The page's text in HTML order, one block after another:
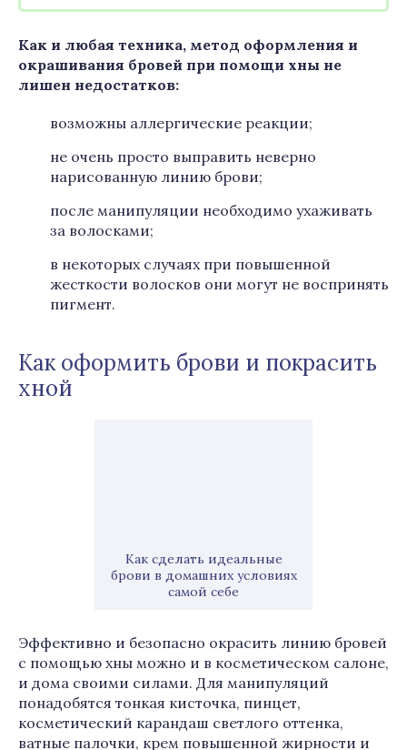
Как и любая техника, метод оформления и
окрашивания бровей при помощи хны не
лишен недостатков:
возможны аллергические реакции;
не очень просто выправить неверно
нарисованную линию брови;
после манипуляции необходимо ухаживать
за волосками;
в некоторых случаях при повышенной
жесткости волосков они могут не воспринять
пигмент.
Как оформить брови и покрасить
хной
Как сделать идеальные
брови в домашних условиях
самой себе
Эффективно и безопасно окрасить линию бровей
с помощью хны можно и в косметическом салоне,
и дома своими силами. Для манипуляций
понадобятся тонкая кисточка, пинцет,
косметический карандаш светлого оттенка,
ватные палочки, крем повышенной жирности и